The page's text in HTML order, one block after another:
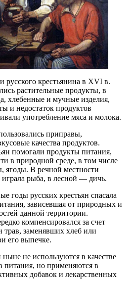
русского крестьянина в XVI в.
растительные продукты, в
хлебенные и мучные изделия,
и недостаток продуктов
употребление мяса и молока.
приправы,
качества продуктов.
помогали продукты питания,
в природной среде, в том числе
ягоды. В речной местности
рыба, в лесной — дичь.
годы русских крестьян спасала
зависевшая от природных и
данной территории.
компенсировался за счет
трав, заменявших хлеб или
его выпечке.
не используются в качестве
питания, но применяются в
добавок и лекарственных